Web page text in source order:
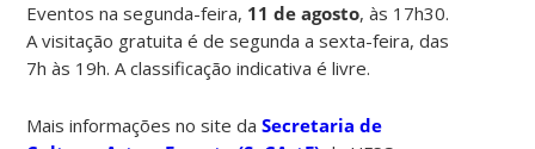
Eventos na segunda-feira, 11 de agosto, às 17h30.
A visitação gratuita é de segunda a sexta-feira, das
7h às 19h. A classificação indicativa é livre.
Mais informações no site daSecretaria de